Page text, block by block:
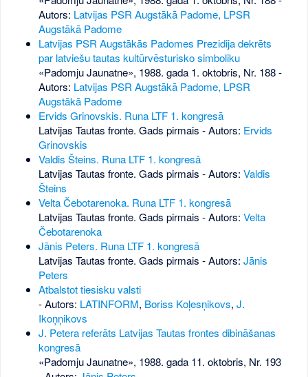
Autors: Latvijas PSR Augstākā Padome, LPSR
Augstākā Padome
Latvijas PSR Augstākās Padomes Prezidija dekrēts
par latviešu tautas kultūrvēsturisko simboliku
«Padomju Jaunatne», 1988. gada 1. oktobris, Nr. 188-
Autors: Latvijas PSR Augstākā Padome, LPSR
Augstākā Padome
Ervids Grinovskis. Runa LTF 1. kongresā
Latvijas Tautas fronte. Gads pirmais - Autors: Ervids
Grinovskis
Valdis Šteins. Runa LTF 1. kongresā
Latvijas Tautas fronte. Gads pirmais - Autors: Valdis
Šteins
Velta Čebotarenoka. Runa LTF 1. kongresā
Latvijas Tautas fronte. Gads pirmais - Autors: Velta
Čebotarenoka
Jānis Peters. Runa LTF 1. kongresā
Latvijas Tautas fronte. Gads pirmais - Autors: Jānis
Peters
Atbalstot tiesisku valsti
- Autors: LATINFORM, Boriss Koļesņikovs, J.
Ikoņņikovs
J. Petera referāts Latvijas Tautas frontes dibināšanas
kongresā
«Padomju Jaunatne», 1988. gada 11. oktobris, Nr. 193